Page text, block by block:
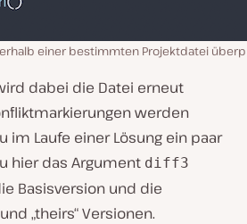
einer bestimmten Projektdatei
dabei die Datei erneut
werden
im Laufe einer Lösung ein paar
hier das Argument diff3
Basisversion und die
„theirs“ Versionen.